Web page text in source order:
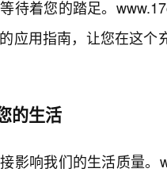
待着您的踏足。
应用指南，让您在这个
的生活
影响我们的生活质量。